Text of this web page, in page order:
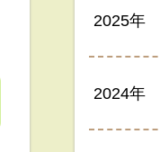
2025年
2024年